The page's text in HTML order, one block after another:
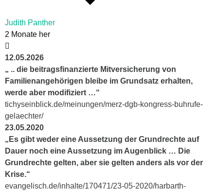
Judith Panther
2 Monate her
12.05.2026
„ .. die beitragsfinanzierte Mitversicherung von
Familienangehörigen bleibe im Grundsatz erhalten,
werde aber modifiziert …“
tichyseinblick.de/meinungen/merz-dgb-kongress-buhrufe-
gelaechter/
23.05.2020
„Es gibt weder eine Aussetzung der Grundrechte auf
Dauer noch eine Aussetzung im Augenblick … Die
Grundrechte gelten, aber sie gelten anders als vor der
Krise.“
evangelisch.de/inhalte/170471/23-05-2020/harbarth-